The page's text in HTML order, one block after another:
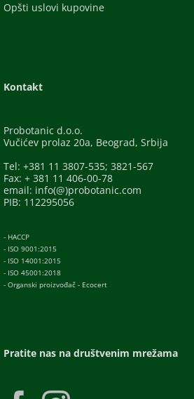
Opšti uslovi kupovine
Kontakt
Probotanic d.o.o.
Vučićev prolaz 20a, Beograd, Srbija
Tel: +381 11 3807-535; 3821-567
Fax: + 381 11 406-00-78
email: info(@)probotanic.com
PIB: 112295056
- HACCP
- ISO 9001:2015
- ISO 14001:2015
- ISO 45001:2018
- Organski proizvođač - Ecocert
Pratite nas na društvenim mrežama